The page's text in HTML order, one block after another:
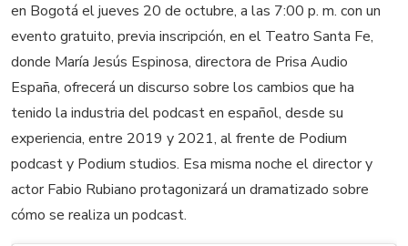
en Bogotá el jueves 20 de octubre, a las 7:00 p. m. con un
evento gratuito, previa inscripción, en el Teatro Santa Fe,
donde María Jesús Espinosa, directora de Prisa Audio
España, ofrecerá un discurso sobre los cambios que ha
tenido la industria del podcast en español, desde su
experiencia, entre 2019 y 2021, al frente de Podium
podcast y Podium studios. Esa misma noche el director y
actor Fabio Rubiano protagonizará un dramatizado sobre
cómo se realiza un podcast.